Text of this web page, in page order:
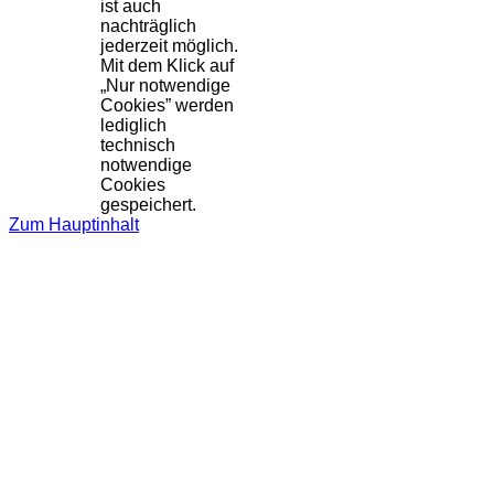
ist auch
nachträglich
jederzeit möglich.
Mit dem Klick auf
„Nur notwendige
Cookies” werden
lediglich
technisch
notwendige
Cookies
gespeichert.
Zum Hauptinhalt